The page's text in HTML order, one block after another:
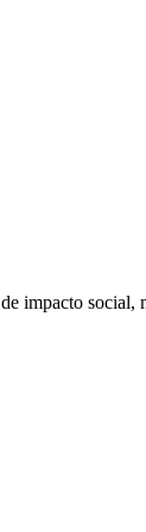
impacto social,